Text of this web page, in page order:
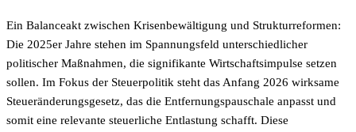
Ein Balanceakt zwischen Krisenbewältigung und Strukturreformen:
Die 2025er Jahre stehen im Spannungsfeld unterschiedlicher
politischer Maßnahmen, die signifikante Wirtschaftsimpulse setzen
sollen. Im Fokus der Steuerpolitik steht das Anfang 2026 wirksame
Steueränderungsgesetz, das die Entfernungspauschale anpasst und
somit eine relevante steuerliche Entlastung schafft. Diese